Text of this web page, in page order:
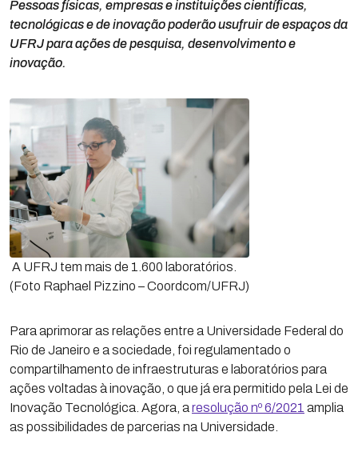
Pessoas físicas, empresas e instituições científicas,
tecnológicas e de inovação poderão usufruir de espaços da
UFRJ para ações de pesquisa, desenvolvimento e
inovação.
A UFRJ tem mais de 1.600 laboratórios.
(Foto Raphael Pizzino – Coordcom/UFRJ)
Para aprimorar as relações entre a Universidade Federal do
Rio de Janeiro e a sociedade, foi regulamentado o
compartilhamento de infraestruturas e laboratórios para
ações voltadas à inovação, o que já era permitido pela Lei de
Inovação Tecnológica. Agora, a resolução nº 6/2021 amplia
as possibilidades de parcerias na Universidade.